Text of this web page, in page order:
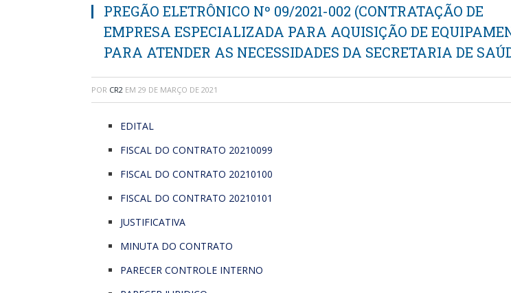
PREGÃO ELETRÔNICO Nº 09/2021-002 (CONTRATAÇÃO DE
EMPRESA ESPECIALIZADA PARA AQUISIÇÃO DE
PARA ATENDER AS NECESSIDADES DA SECRETARIA DE
POR CR2 EM 29 DE MARÇO DE 2021
EDITAL
FISCAL DO CONTRATO 20210099
FISCAL DO CONTRATO 20210100
FISCAL DO CONTRATO 20210101
JUSTIFICATIVA
MINUTA DO CONTRATO
PARECER CONTROLE INTERNO